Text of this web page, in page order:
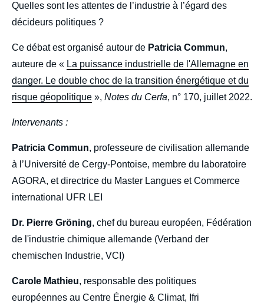
Quelles sont les attentes de l’industrie à l’égard des
décideurs politiques ?
Ce débat est organisé autour de Patricia Commun,
auteure de « La puissance industrielle de l'Allemagne en
danger. Le double choc de la transition énergétique et du
risque géopolitique », Notes du Cerfa, n° 170, juillet 2022.
Intervenants :
Patricia Commun, professeure de civilisation allemande
à l’Université de Cergy-Pontoise, membre du laboratoire
AGORA, et directrice du Master Langues et Commerce
international UFR LEI
Dr. Pierre Gröning, chef du bureau européen, Fédération
de l'industrie chimique allemande (Verband der
chemischen Industrie, VCI)
Carole Mathieu, responsable des politiques
européennes au Centre Énergie & Climat, Ifri